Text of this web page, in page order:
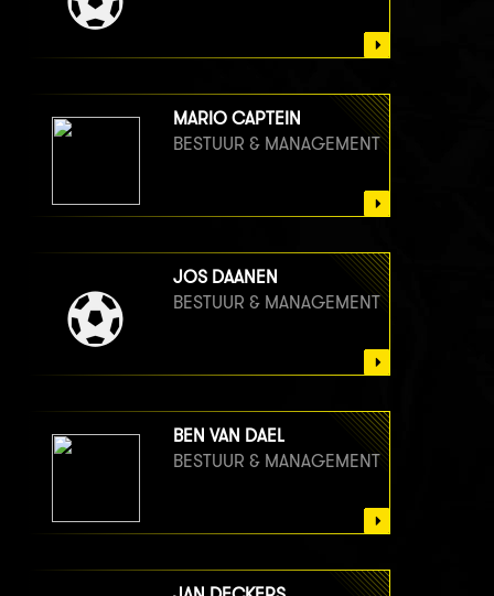
MARIO CAPTEIN
BESTUUR & MANAGEMENT
JOS DAANEN
BESTUUR & MANAGEMENT
BEN VAN DAEL
BESTUUR & MANAGEMENT